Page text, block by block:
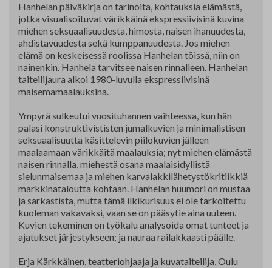
Hanhelan päiväkirja on tarinoita, kohtauksia elämästä,
jotka visualisoituvat värikkäinä ekspressiivisinä kuvina
miehen seksuaalisuudesta, himosta, naisen ihanuudesta,
ahdistavuudesta sekä kumppanuudesta. Jos miehen
elämä on keskeisessä roolissa Hanhelan töissä, niin on
nainenkin. Hanhela tarvitsee naisen rinnalleen. Hanhelan
taiteilijaura alkoi 1980-luvulla ekspressiivisinä
maisemamaalauksina.
Ympyrä sulkeutui vuosituhannen vaihteessa, kun hän
palasi konstruktivististen jumalkuvien ja minimalistisen
seksuaalisuutta käsittelevin piilokuvien jälleen
maalaamaan värikkäitä maalauksia; nyt miehen elämästä
naisen rinnalla, miehestä osana maalaisidyllistä
sielunmaisemaa ja miehen karvalakkilähetystökritiikkiä
markkinataloutta kohtaan. Hanhelan huumori on mustaa
ja sarkastista, mutta tämä ilkikurisuus ei ole tarkoitettu
kuoleman vakavaksi, vaan se on pääsytie aina uuteen.
Kuvien tekeminen on työkalu analysoida omat tunteet ja
ajatukset järjestykseen; ja nauraa railakkaasti päälle.
Erja Kärkkäinen, teatteriohjaaja ja kuvataiteilija, Oulu